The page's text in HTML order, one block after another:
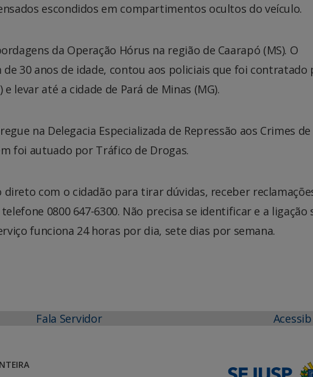
escondidos em compartimentos ocultos do veículo.
da Operação Hórus na região de Caarapó (MS). O
30 anos de idade, contou aos policiais que foi contratado
levar até a cidade de Pará de Minas (MG).
na Delegacia Especializada de Repressão aos Crimes de
foi autuado por Tráfico de Drogas.
com o cidadão para tirar dúvidas, receber
0800 647-6300. Não precisa se identificar e a ligação
funciona 24 horas por dia, sete dias por semana.
Fala Servidor